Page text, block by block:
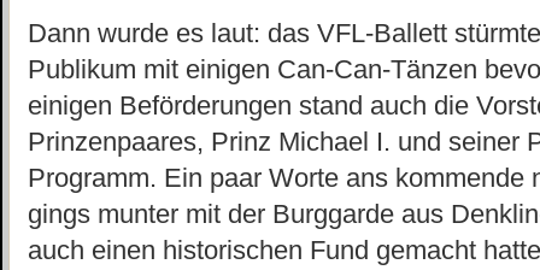
Dann wurde es laut: das VFL-Ballett
Publikum mit einigen Can-Can-Tänzen
einigen Beförderungen stand auch die
Prinzenpaares, Prinz Michael I. und seiner
Programm. Ein paar Worte ans kommende
gings munter mit der Burggarde aus
auch einen historischen Fund gemacht